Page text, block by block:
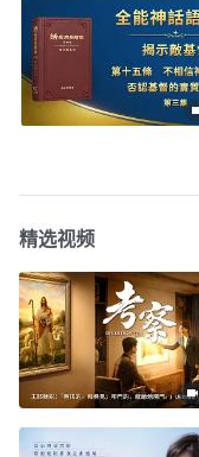
精选视频